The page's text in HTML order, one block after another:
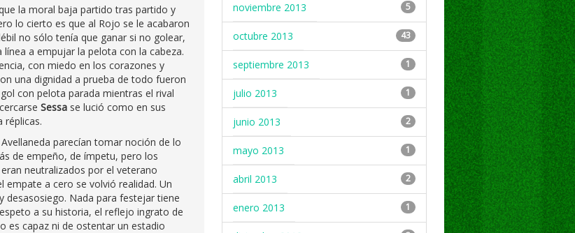
la moral baja partido tras partido y
lo cierto es que al Rojo se le acabaron
no sólo tenía que ganar si no golear,
a empujar la pelota con la cabeza.
con miedo en los corazones y
una dignidad a prueba de todo fueron
con pelota parada mientras el rival
Sessa se lució como en sus
réplicas.
parecían tomar noción de lo
de empeño, de ímpetu, pero los
neutralizados por el veterano
empate a cero se volvió realidad. Un
Nada para festejar tiene
a su historia, el reflejo ingrato de
es capaz ni de ostentar un estadio
noviembre 2013 5
octubre 2013 43
septiembre 2013 1
julio 2013 1
junio 2013 2
mayo 2013 1
abril 2013 2
enero 2013 1